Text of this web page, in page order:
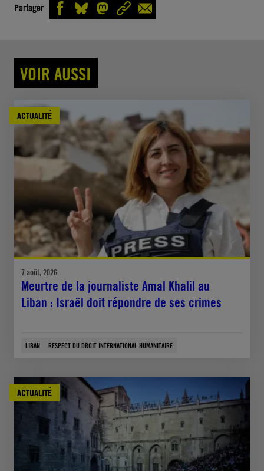
Partager
VOIR AUSSI
ACTUALITÉ
7 août, 2026
Meurtre de la journaliste Amal Khalil au
Liban : Israël doit répondre de ses crimes
LIBAN RESPECT DU DROIT INTERNATIONAL HUMANITAIRE
ACTUALITÉ